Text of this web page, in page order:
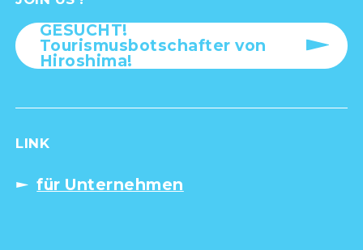
GESUCHT!
Tourismusbotschafter von
Hiroshima!
LINK
für Unternehmen